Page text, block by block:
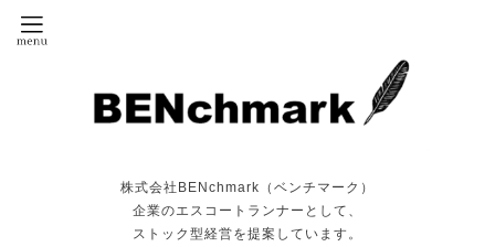
株式会社BENchmark（ベンチマーク）
企業のエスコートランナーとして、
ストック型経営を提案しています。